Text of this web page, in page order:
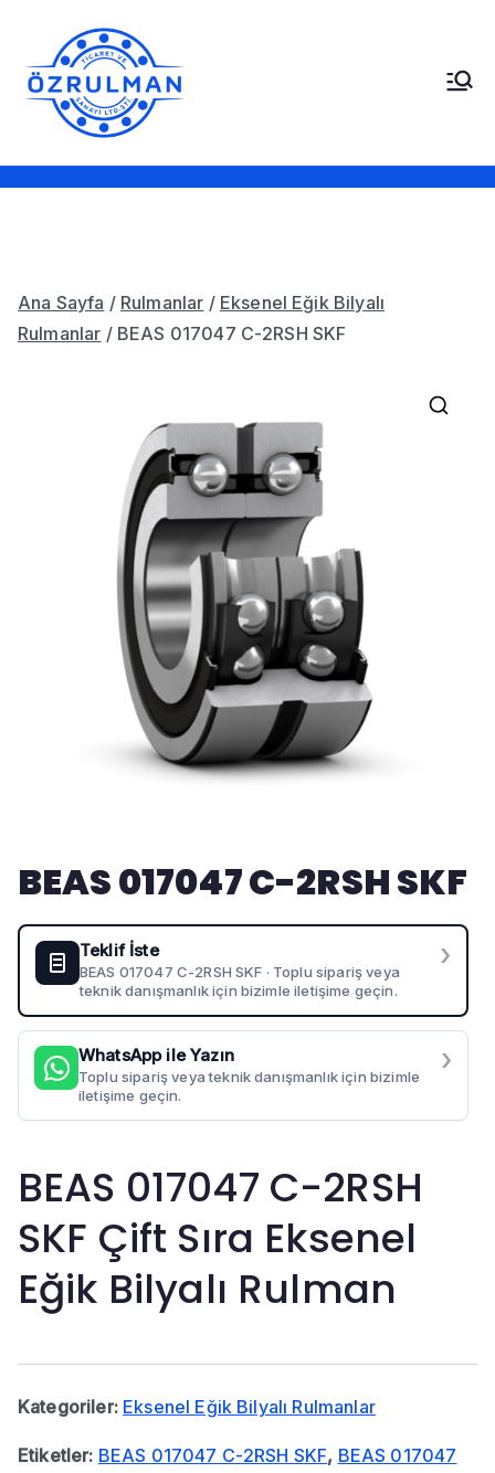
Ana Sayfa / Rulmanlar / Eksenel Eğik Bilyalı
Rulmanlar / BEAS 017047 C-2RSH SKF
BEAS 017047 C-2RSH SKF
BEAS 017047 C-2RSH
SKF Çift Sıra Eksenel
Eğik Bilyalı Rulman
Teklif İste
BEAS 017047 C-2RSH SKF · Toplu sipariş veya
teknik danışmanlık için bizimle iletişime geçin.
›
WhatsApp ile Yazın
Toplu sipariş veya teknik danışmanlık için bizimle
iletişime geçin.
›
Kategoriler: Eksenel Eğik Bilyalı Rulmanlar
Etiketler: BEAS 017047 C-2RSH SKF, BEAS 017047